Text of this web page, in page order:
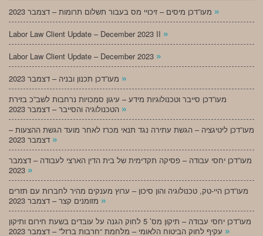
»
Labor Law Client Update – December 2023 II »
Labor Law Client Update – December 2023 »
»
מעו”דכן סייבר וטכנולוגיות מידע – עיגון סמכויות נרחבות לשב”כ בזירת
»
מעו”דכן ליטיגציה – הגשת עתירה נגד תנאי מכרז לאחר מועד הגשת ההצעות –
»
מעו”דכן יחסי עבודה – פסיקה תקדימית של בית הדין הארצי לעבודה – דצמבר
»
מעו”דכן היי-טק, טכנולוגיה והון סיכון – ערוץ מענקים מהיר לחברות עם תזרים
»
מעו”דכן יחסי עבודה – תיקון מס’ 5 לחוק הגנה על עובדים בשעת חירום ותיקון
»